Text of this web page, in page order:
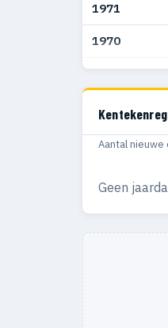
1971
1970
1969
1967
1964
Aantal
Geen